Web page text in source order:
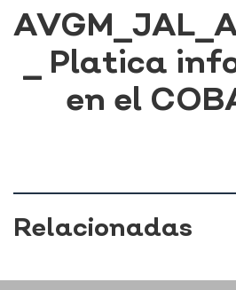
_ Platica
en el
Relacionadas